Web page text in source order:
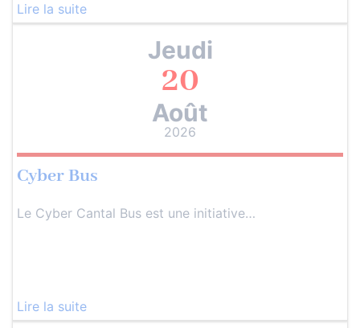
Lire la suite
Jeudi
20
Août
2026
Cyber Bus
Le Cyber Cantal Bus est une initiative…
Lire la suite